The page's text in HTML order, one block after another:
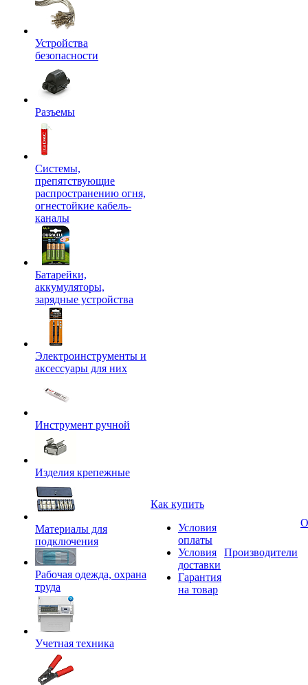
Устройства
безопасности
Разъемы
Системы,
препятствующие
распространению огня,
огнестойкие кабель-
каналы
Батарейки,
аккумуляторы,
зарядные устройства
Электроинструменты и
аксессуары для них
Инструмент ручной
Изделия крепежные
Материалы для
подключения
Рабочая одежда, охрана
труда
Учетная техника
Как купить
Условия
оплаты
Условия
доставки
Гарантия
на товар
Производители